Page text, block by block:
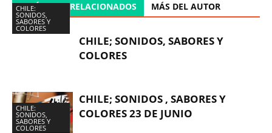
ARTÍCULOS RELACIONADOS MÁS DEL AUTOR
CHILE:
SONIDOS,
SABORES Y
COLORES
CHILE; SONIDOS, SABORES Y
COLORES
CHILE:
SONIDOS,
SABORES Y
COLORES
CHILE; SONIDOS , SABORES Y
COLORES 23 DE JUNIO